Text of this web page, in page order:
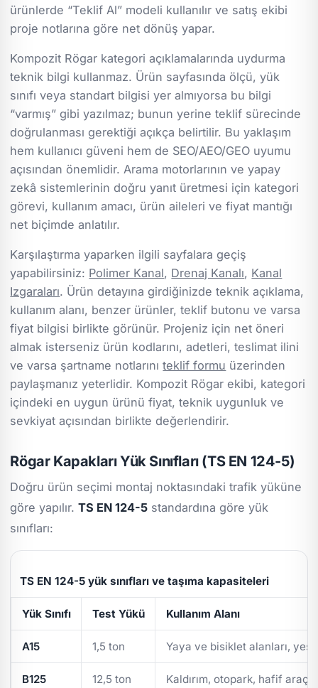
ürünlerde “Teklif Al” modeli kullanılır ve satış ekibi
proje notlarına göre net dönüş yapar.
Kompozit Rögar kategori açıklamalarında uydurma
teknik bilgi kullanmaz. Ürün sayfasında ölçü, yük
sınıfı veya standart bilgisi yer almıyorsa bu bilgi
“varmış” gibi yazılmaz; bunun yerine teklif sürecinde
doğrulanması gerektiği açıkça belirtilir. Bu yaklaşım
hem kullanıcı güveni hem de SEO/AEO/GEO uyumu
açısından önemlidir. Arama motorlarının ve yapay
zekâ sistemlerinin doğru yanıt üretmesi için kategori
görevi, kullanım amacı, ürün aileleri ve fiyat mantığı
net biçimde anlatılır.
Karşılaştırma yaparken ilgili sayfalara geçiş
yapabilirsiniz: Polimer Kanal, Drenaj Kanalı, Kanal
Izgaraları. Ürün detayına girdiğinizde teknik açıklama,
kullanım alanı, benzer ürünler, teklif butonu ve varsa
fiyat bilgisi birlikte görünür. Projeniz için net öneri
almak isterseniz ürün kodlarını, adetleri, teslimat ilini
ve varsa şartname notlarınıteklif formu üzerinden
paylaşmanız yeterlidir. Kompozit Rögar ekibi, kategori
içindeki en uygun ürünü fiyat, teknik uygunluk ve
sevkiyat açısından birlikte değerlendirir.
Rögar Kapakları Yük Sınıfları (TS EN 124-5)
Doğru ürün seçimi montaj noktasındaki trafik yüküne
göre yapılır.TS EN 124-5 standardına göre yük
sınıfları:
TS EN 124-5 yük sınıfları ve taşıma kapasiteleri
Yük Sınıfı Test Yükü Kullanım Alanı
A15 1,5 ton Yaya ve bisiklet alanları,
B125 12,5 ton Kaldırım, otopark, hafif araç